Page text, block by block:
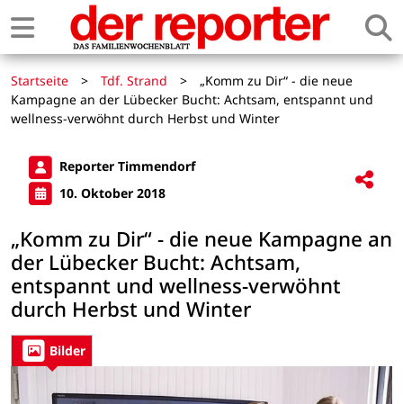
Startseite > Tdf. Strand >
„Komm zu Dir“ - die neue
Kampagne an der Lübecker Bucht: Achtsam, entspannt und
wellness-verwöhnt durch Herbst und Winter
Reporter Timmendorf
10. Oktober 2018
„Komm zu Dir“ - die neue Kampagne an
der Lübecker Bucht: Achtsam,
entspannt und wellness-verwöhnt
durch Herbst und Winter
Bilder